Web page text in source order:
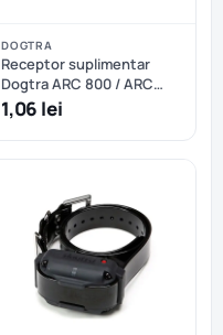
DOGTRA
Receptor suplimentar
Dogtra ARC 800 / ARC
802 - Negru
1,06 lei